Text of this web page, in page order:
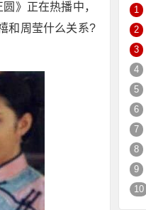
》正在热播中，
和周莹什么关系?
1
2
3
4
5
6
7
8
9
10